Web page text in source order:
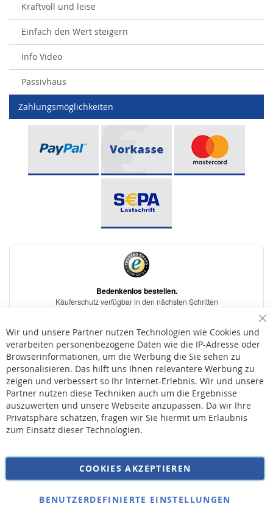
Kraftvoll und leise
Einfach den Wert steigern
Info Video
Passivhaus
Zahlungsmöglichkeiten
* Bei der Lieferung auf deutsche Inseln wird ein Inselzuschlag von 15,00 € auf die
Versandkosten erhoben.
AGB
Widerruf
Datenschutz
Impressum
Kontakt
Wir und unsere Partner nutzen Technologien wie Cookies und
verarbeiten personenbezogene Daten wie die IP-Adresse oder
Browserinformationen, um die Werbung die Sie sehen zu
personalisieren. Das hilft uns Ihnen relevantere Werbung zu
zeigen und verbessert so Ihr Internet-Erlebnis. Wir und unsere
Partner nutzen diese Techniken auch um die Ergebnisse
auszuwerten und unsere Webseite anzupassen. Da wir Ihre
Privatsphäre schätzen, fragen wir Sie hiermit um Erlaubnis
zum Einsatz dieser Technologien.
COOKIES AKZEPTIEREN
BENUTZERDEFINIERTE EINSTELLUNGEN